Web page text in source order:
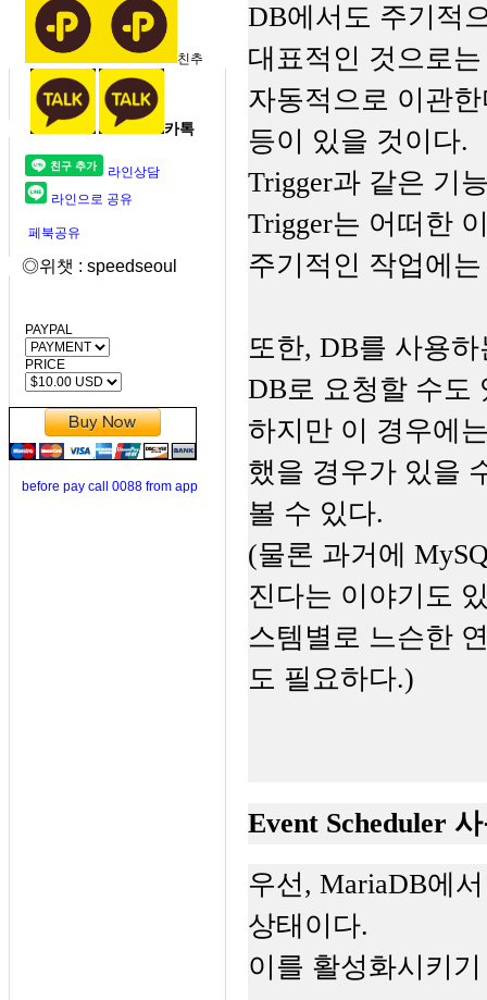
친추
카톡
라인상담
라인으로 공유
페북공유
◎위챗 : speedseoul
PAYPAL
PRICE
before pay call 0088 from app
DB에서도 주기적
대표적인 것으로
자동적으로 이관
등이 있을 것이다.
Trigger과 같은 기
Trigger는 어떠한
주기적인 작업에
또한, DB를 사용
DB로 요청할 수도
하지만 이 경우에
했을 경우가 있을
볼 수 있다.
(물론 과거에
진다는 이야기도
스템별로 느슨한
도 필요하다.)
Event Scheduler
우선, MariaDB에
상태이다.
이를 활성화시키